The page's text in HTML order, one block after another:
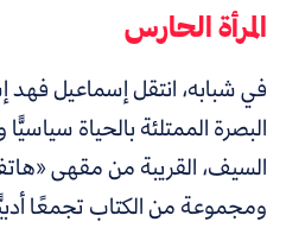
المرأة الحارس
في شبابه، انتقل إسماعيل فهد
البصرة الممتلئة بالحياة
السيف، القريبة من مقهى
ومجموعة من الكتاب تجمعًا